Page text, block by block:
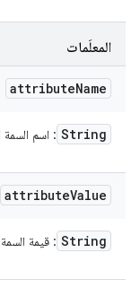
المعلَمات
attributeName
String : اسم السمة
attributeValue
String : قيمة السمة